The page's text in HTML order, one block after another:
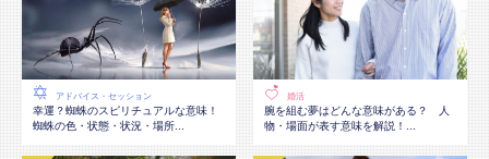
アドバイス・セッション
幸運？蜘蛛のスピリチュアルな意味！
蜘蛛の色・状態・状況・場所...
婚活
腕を組む夢はどんな意味がある？ 人
物・場面が表す意味を解説！...